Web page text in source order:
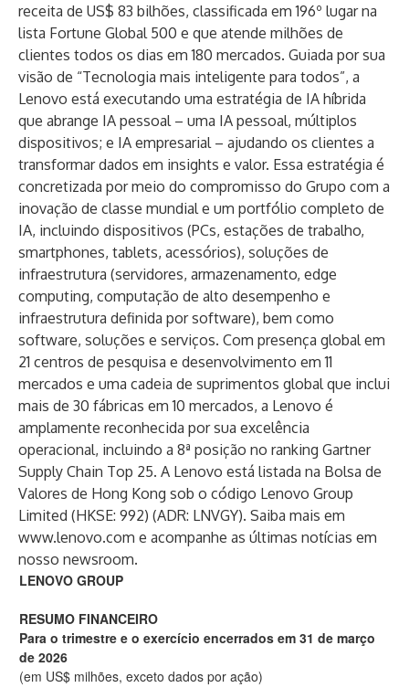
receita de US$ 83 bilhões, classificada em 196º lugar na
lista Fortune Global 500 e que atende milhões de
clientes todos os dias em 180 mercados. Guiada por sua
visão de “Tecnologia mais inteligente para todos”, a
Lenovo está executando uma estratégia de IA híbrida
que abrange IA pessoal – uma IA pessoal, múltiplos
dispositivos; e IA empresarial – ajudando os clientes a
transformar dados em insights e valor. Essa estratégia é
concretizada por meio do compromisso do Grupo com a
inovação de classe mundial e um portfólio completo de
IA, incluindo dispositivos (PCs, estações de trabalho,
smartphones, tablets, acessórios), soluções de
infraestrutura (servidores, armazenamento, edge
computing, computação de alto desempenho e
infraestrutura definida por software), bem como
software, soluções e serviços. Com presença global em
21 centros de pesquisa e desenvolvimento em 11
mercados e uma cadeia de suprimentos global que inclui
mais de 30 fábricas em 10 mercados, a Lenovo é
amplamente reconhecida por sua excelência
operacional, incluindo a 8ª posição no ranking Gartner
Supply Chain Top 25. A Lenovo está listada na Bolsa de
Valores de Hong Kong sob o código Lenovo Group
Limited (HKSE: 992) (ADR: LNVGY). Saiba mais em
www.lenovo.com e acompanhe as últimas notícias em
nosso newsroom.
LENOVO GROUP
RESUMO FINANCEIRO
Para o trimestre e o exercício encerrados em 31 de março
de 2026
(em US$ milhões, exceto dados por ação)